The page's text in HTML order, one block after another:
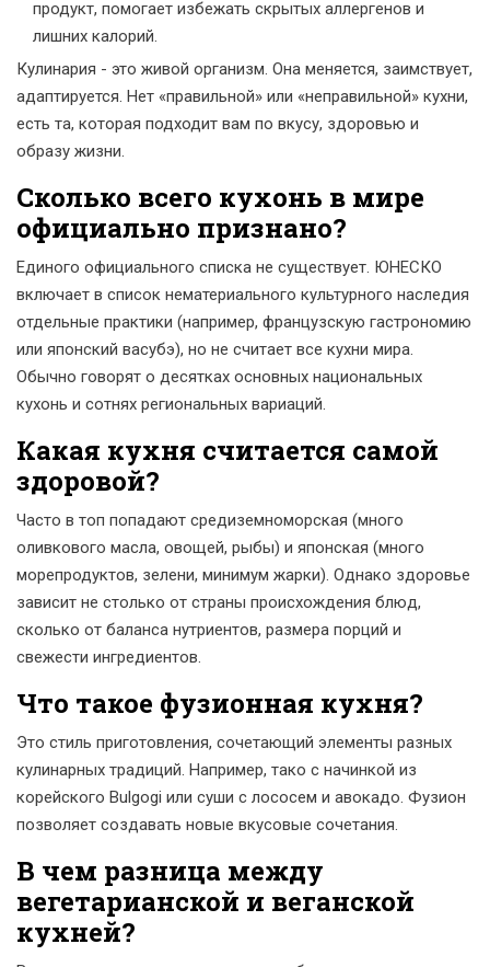
продукт, помогает избежать скрытых аллергенов и
лишних калорий.
Кулинария - это живой организм. Она меняется, заимствует,
адаптируется. Нет «правильной» или «неправильной» кухни,
есть та, которая подходит вам по вкусу, здоровью и
образу жизни.
Сколько всего кухонь в мире
официально признано?
Единого официального списка не существует. ЮНЕСКО
включает в список нематериального культурного наследия
отдельные практики (например, французскую гастрономию
или японский васубэ), но не считает все кухни мира.
Обычно говорят о десятках основных национальных
кухонь и сотнях региональных вариаций.
Какая кухня считается самой
здоровой?
Часто в топ попадают средиземноморская (много
оливкового масла, овощей, рыбы) и японская (много
морепродуктов, зелени, минимум жарки). Однако здоровье
зависит не столько от страны происхождения блюд,
сколько от баланса нутриентов, размера порций и
свежести ингредиентов.
Что такое фузионная кухня?
Это стиль приготовления, сочетающий элементы разных
кулинарных традиций. Например, тако с начинкой из
корейского Bulgogi или суши с лососем и авокадо. Фузион
позволяет создавать новые вкусовые сочетания.
В чем разница между
вегетарианской и веганской
кухней?